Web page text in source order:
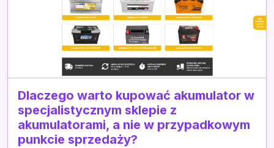
Dlaczego warto kupować akumulator w
specjalistycznym sklepie z
akumulatorami, a nie w przypadkowym
punkcie sprzedaży?